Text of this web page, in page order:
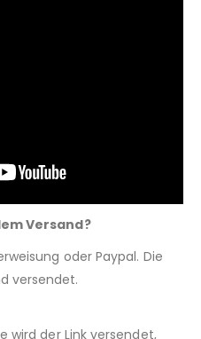
Versand?
oder Paypal. Die
versendet.
wird der Link versendet,